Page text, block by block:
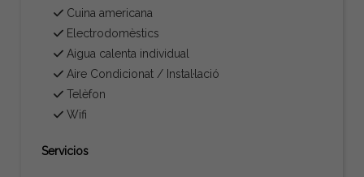
Cuina americana
Electrodomèstics
Aigua calenta individual
Aire Condicionat / Instal·lació
Telèfon
Wifi
Servicios